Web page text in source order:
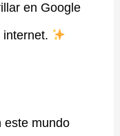
en Google
este mundo